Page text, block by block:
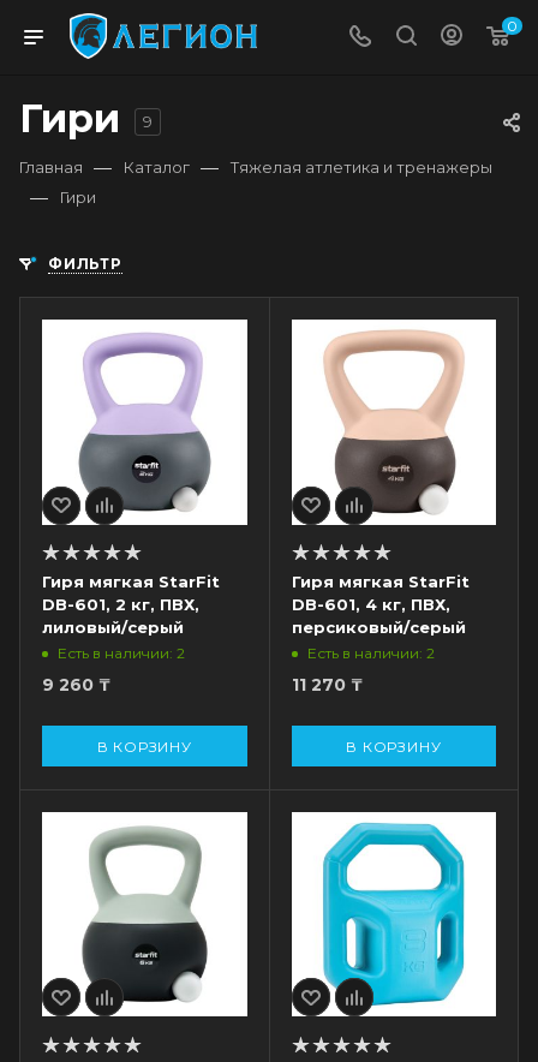
0
Гири 9
Главная — Каталог — Тяжелая атлетика и тренажеры
— Гири
ФИЛЬТР
Гиря мягкая StarFit
DB-601, 2 кг, ПВХ,
лиловый/серый
Есть в наличии: 2
9 260 ₸
В КОРЗИНУ
Гиря мягкая StarFit
DB-601, 4 кг, ПВХ,
персиковый/серый
Есть в наличии: 2
11 270₸
В КОРЗИНУ